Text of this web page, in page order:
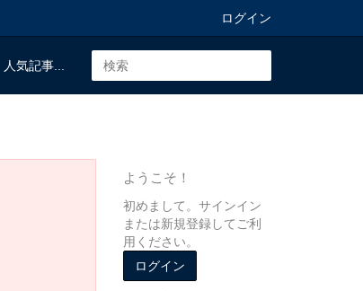
ログイン
人気記事...
ようこそ！
初めまして。サインイン
または新規登録してご利
用ください。
ログイン